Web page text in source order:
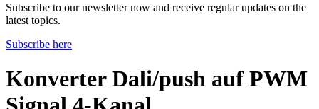
Subscribe to our newsletter now and receive regular updates on the
latest topics.
Subscribe here
Konverter Dali/push auf PWM